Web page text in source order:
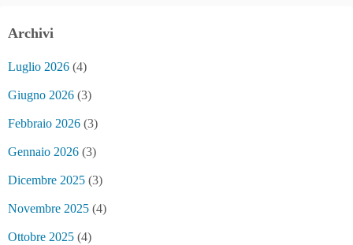
Archivi
Luglio 2026 (4)
Giugno 2026 (3)
Febbraio 2026 (3)
Gennaio 2026 (3)
Dicembre 2025 (3)
Novembre 2025 (4)
Ottobre 2025 (4)